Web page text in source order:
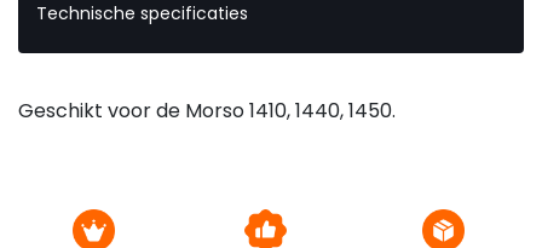
Technische specificaties
Geschikt voor de Morso 1410, 1440, 1450.